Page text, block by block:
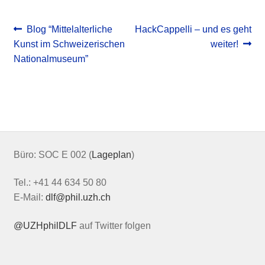
Post
navigation
Previous
post:
Blog “Mittelalterliche
Kunst im Schweizerischen
Nationalmuseum”
Next
HackCappelli – und es geht
weiter!
Büro: SOC E 002 (Lageplan)
Tel.: +41 44 634 50 80
E-Mail: dlf@phil.uzh.ch
@UZHphilDLFauf Twitter folgen